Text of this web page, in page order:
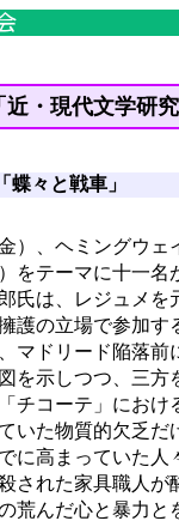
近・現代文学研
蝶々と戦車」
）、ヘミングウェ
をテーマに十一名
氏は、レジュメを
護の立場で参加
マドリード陥落
を示しつつ、三方
チコーテ」にお
いた物質的欠乏
に高まっていた
された家具職人
荒んだ心と暴力